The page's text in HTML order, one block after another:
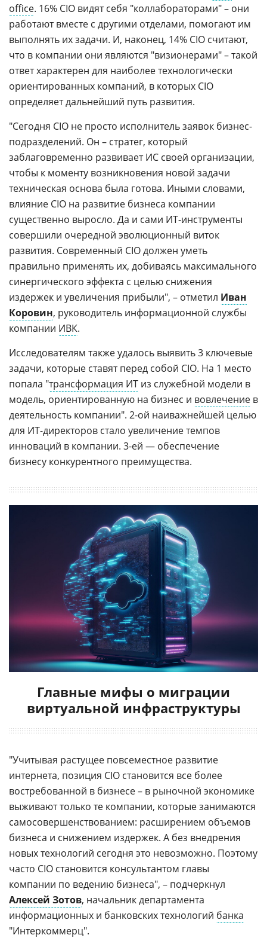
office. 16% CIO видят себя "коллабораторами" – они
работают вместе с другими отделами, помогают им
выполнять их задачи. И, наконец, 14% CIO считают,
что в компании они являются "визионерами" – такой
ответ характерен для наиболее технологически
ориентированных компаний, в которых CIO
определяет дальнейший путь развития.
"Сегодня CIO не просто исполнитель заявок бизнес-
подразделений. Он – стратег, который
заблаговременно развивает ИС своей организации,
чтобы к моменту возникновения новой задачи
техническая основа была готова. Иными словами,
влияние CIO на развитие бизнеса компании
существенно выросло. Да и сами ИТ-инструменты
совершили очередной эволюционный виток
развития. Современный CIO должен уметь
правильно применять их, добиваясь максимального
синергического эффекта с целью снижения
издержек и увеличения прибыли", – отметил Иван
Коровин, руководитель информационной службы
компании ИВК.
Исследователям также удалось выявить 3 ключевые
задачи, которые ставят перед собой CIO. На 1 место
попала "трансформация ИТ из служебной модели в
модель, ориентированную на бизнес и вовлечение в
деятельность компании". 2-ой наиважнейшей целью
для ИТ-директоров стало увеличение темпов
инноваций в компании. 3-ей — обеспечение
бизнесу конкурентного преимущества.
Главные мифы о миграции
виртуальной инфраструктуры
"Учитывая растущее повсеместное развитие
интернета, позиция CIO становится все более
востребованной в бизнесе – в рыночной экономике
выживают только те компании, которые занимаются
самосовершенствованием: расширением объемов
бизнеса и снижением издержек. А без внедрения
новых технологий сегодня это невозможно. Поэтому
часто CIO становится консультантом главы
компании по ведению бизнеса", – подчеркнул
Алексей Зотов, начальник департамента
информационных и банковских технологий банка
"Интеркоммерц".